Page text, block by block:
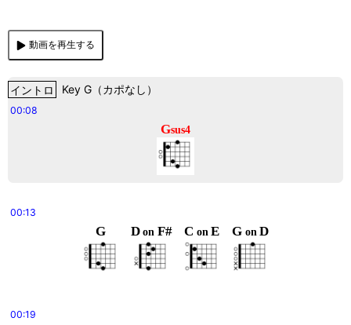
動画を再生する
イントロ Key G（カポなし ）
00:08
Gsus4
00:13
G D on F# C on E G on D
00:19